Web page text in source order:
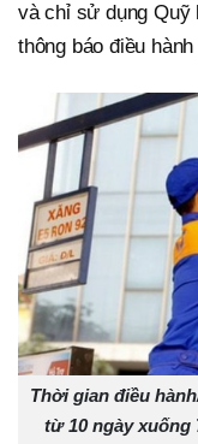
và chỉ sử dụng Quỹ
thông báo điều
Thời gian điều
từ 10 ngày xuống